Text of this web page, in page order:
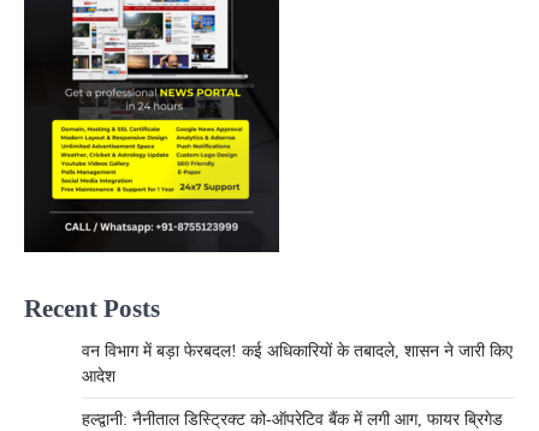
Recent Posts
वन विभाग में बड़ा फेरबदल! कई अधिकारियों के तबादले, शासन ने जारी किए
आदेश
हल्द्वानी: नैनीताल डिस्ट्रिक्ट को-ऑपरेटिव बैंक में लगी आग, फायर ब्रिगेड